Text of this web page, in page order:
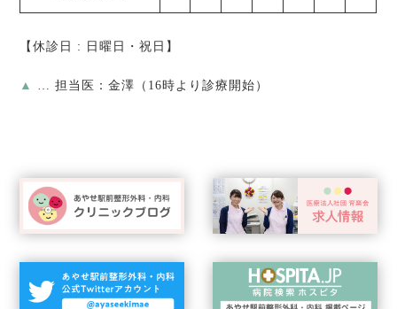
【休診日 : 日曜日・祝日】
▲ … 担当医：金澤（16時より診療開始）